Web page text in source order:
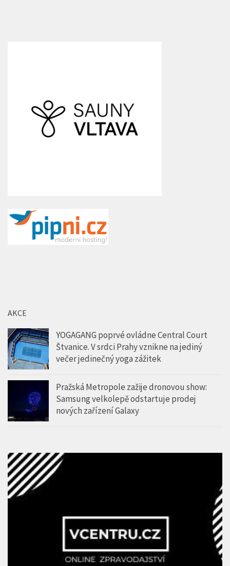
AKCE
YOGAGANG poprvé ovládne Central Court
Štvanice. V srdci Prahy vznikne na jediný
večer jedinečný yoga zážitek
Pražská Metropole zažije dronovou show:
Samsung velkolepě odstartuje prodej
nových zařízení Galaxy